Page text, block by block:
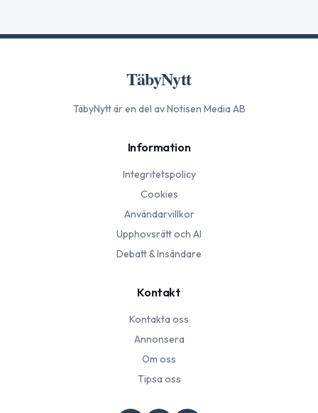
TäbyNytt
TäbyNyttär en del av Notisen Media AB
Information
Integritetspolicy
Cookies
Användarvillkor
Upphovsrätt och AI
Debatt & Insändare
Kontakt
Kontakta oss
Annonsera
Om oss
Tipsa oss